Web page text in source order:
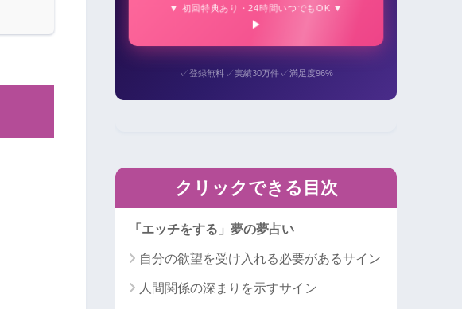
▼ 初回特典あり・24時間いつでもOK ▼
✓登録無料 ✓実績30万件 ✓満足度96%
クリックできる目次
「エッチをする」夢の夢占い
自分の欲望を受け入れる必要があるサイン
人間関係の深まりを示すサイン